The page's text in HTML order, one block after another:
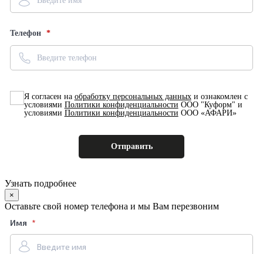
Телефон
Я согласен на обработку персональных данныхи ознакомлен с
условиями Политики конфиденциальности ООО "Куформ" и
условиями Политики конфиденциальности ООО «АФАРИ»
Узнать подробнее
×
Оставьте свой номер телефона и мы Вам перезвоним
Имя